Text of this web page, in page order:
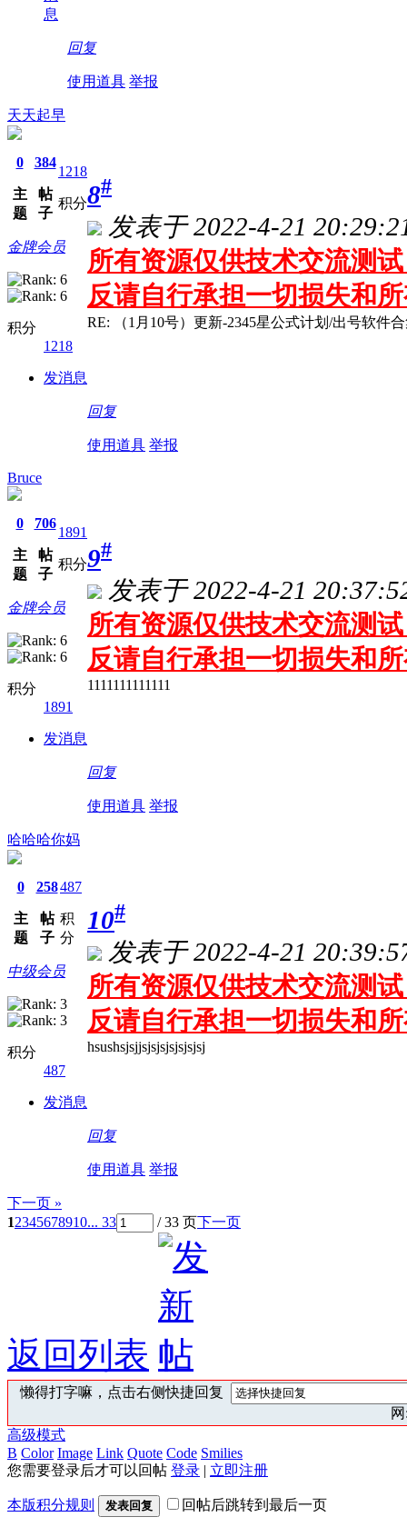
息
回复
使用道具 举报
天天起早
0
主
题
384
帖
子
1218
积分
金牌会员
积分
1218
发消息
8#
发表于 2022-4-21
所有资源仅供技术交流测
反请自行承担一切损失和
RE: （1月10号）更新-2345星公式计划/出号软件
回复
使用道具 举报
Bruce
0
主
题
706
帖
子
1891
积分
金牌会员
积分
1891
发消息
9#
发表于 2022-4-21
所有资源仅供技术交流测
反请自行承担一切损失和
1111111111111
回复
使用道具 举报
哈哈哈你妈
0
主
题
258
帖
子
487
积
分
中级会员
积分
487
发消息
10#
发表于 2022-4-21
所有资源仅供技术交流测
反请自行承担一切损失和
hsushsjsjjsjsjsjsjsjsjsj
回复
使用道具 举报
下一页 »
12345678910... 33 / 33 页下一页
返回列表
懒得打字嘛，点击右侧快捷回复
高级模式
B Color Image Link Quote Code Smilies
您需要登录后才可以回帖 登录 | 立即注册
本版积分规则 发表回复 回帖后跳转到最后一页